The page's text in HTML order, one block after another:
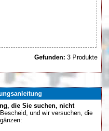
Gefunden: 3 Produkte
die Sie suchen, nicht
und wir versuchen, die